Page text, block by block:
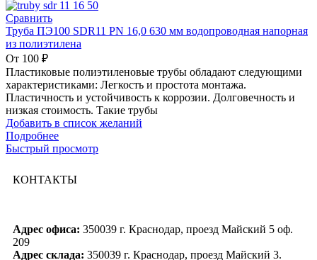
Сравнить
Труба ПЭ100 SDR11 PN 16,0 630 мм водопроводная напорная
из полиэтилена
От 100 ₽
Пластиковые полиэтиленовые трубы обладают следующими
характеристиками: Легкость и простота монтажа.
Пластичность и устойчивость к коррозии. Долговечность и
низкая стоимость. Такие трубы
Добавить в список желаний
Подробнее
Быстрый просмотр
КОНТАКТЫ
Адрес офиса: 350039 г. Краснодар, проезд Майский 5 оф.
209
Адрес склада: 350039 г. Краснодар, проезд Майский 3.